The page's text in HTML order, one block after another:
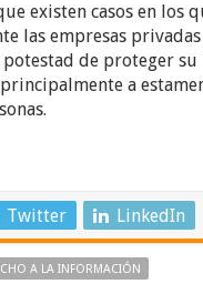
existen casos en los
las empresas
de proteger
a
Twitter LinkedIn
A LA INFORMACIÓN